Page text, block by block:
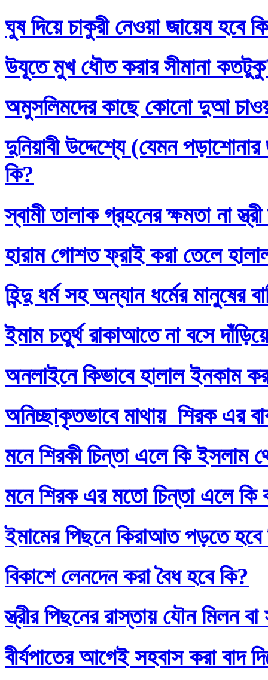
ঘুষ দিয়ে চাকুরী নেওয়া জায়েয হবে
উযূতে মুখ ধৌত করার সীমানা
অমুসলিমদের কাছে কোনো দুআ
দুনিয়াবী উদ্দেশ্যে (যেমন
কি?
স্বামী তালাক গ্রহনের ক্ষমতা না
হারাম গোশত ফ্রাই করা তেলে
হিন্দু ধর্ম সহ অন্যান ধর্মের মানুষের
ইমাম চতুর্থ রাকাআতে না বসে
অনলাইনে কিভাবে হালাল ইনকাম
অনিচ্ছাকৃতভাবে মাথায় শিরক এর
মনে শিরকী চিন্তা এলে কি ইসলাম
মনে শিরক এর মতো চিন্তা এলে কি
ইমামের পিছনে কিরাআত পড়তে হবে
বিকাশে লেনদেন করা বৈধ হবে কি?
স্ত্রীর পিছনের রাস্তায় যৌন মিলন
বীর্যপাতের আগেই সহবাস করা বাদ